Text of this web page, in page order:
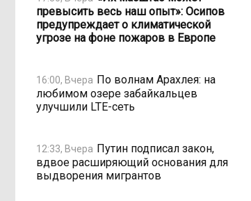
превысить весь наш опыт»: Осипов
предупреждает о климатической
угрозе на фоне пожаров в Европе
16:00, Вчера По волнам Арахлея: на
любимом озере забайкальцев
улучшили LTE-сеть
12:33, Вчера Путин подписал закон,
вдвое расширяющий основания для
выдворения мигрантов